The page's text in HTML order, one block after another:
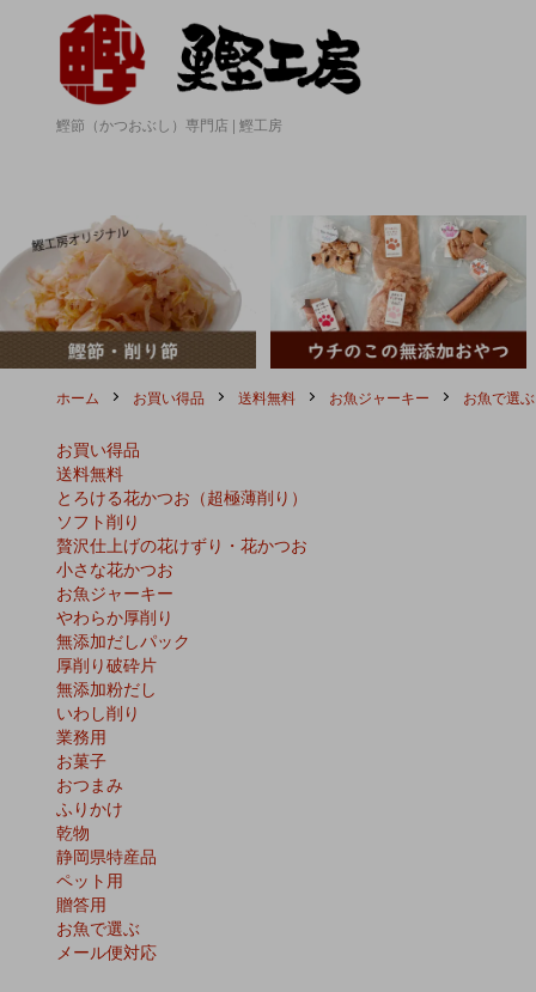
鰹節（かつおぶし）専門店 | 鰹工房
ホーム お買い得品 送料無料 お魚ジャーキー お魚で選ぶ
お買い得品
送料無料
とろける花かつお（超極薄削り）
ソフト削り
贅沢仕上げの花けずり・花かつお
小さな花かつお
お魚ジャーキー
やわらか厚削り
無添加だしパック
厚削り破砕片
無添加粉だし
いわし削り
業務用
お菓子
おつまみ
ふりかけ
乾物
静岡県特産品
ペット用
贈答用
お魚で選ぶ
メール便対応